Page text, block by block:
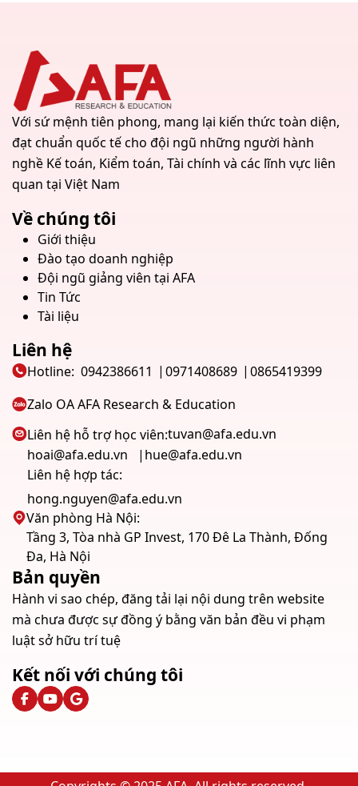
Với sứ mệnh tiên phong, mang lại kiến thức toàn diện,
đạt chuẩn quốc tế cho đội ngũ những người hành
nghề Kế toán, Kiểm toán, Tài chính và các lĩnh vực liên
quan tại Việt Nam
Về chúng tôi
Giới thiệu
Đào tạo doanh nghiệp
Đội ngũ giảng viên tại AFA
Tin Tức
Tài liệu
Liên hệ
Hotline: 0942386611 0971408689
0865419399
Zalo OA AFA Research & Education
Liên hệ hỗ trợ học viên:tuvan@afa.edu.vn
hoai@afa.edu.vn
hue@afa.edu.vn
Liên hệ hợp tác:
hong.nguyen@afa.edu.vn
Văn phòng Hà Nội:
Tầng 3, Tòa nhà GP Invest, 170 Đê La Thành, Đống
Đa, Hà Nội
Bản quyền
Hành vi sao chép, đăng tải lại nội dung trên website
mà chưa được sự đồng ý bằng văn bản đều vi phạm
luật sở hữu trí tuệ
Kết nối với chúng tôi